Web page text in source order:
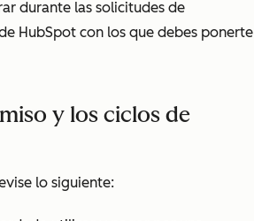
durante las solicitudes de
HubSpot con los que debes ponerte
y los ciclos de
lo siguiente: